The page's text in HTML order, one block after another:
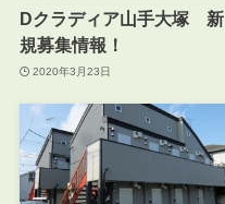
Dクラディア山手大塚 新
規募集情報！
2020年3月23日